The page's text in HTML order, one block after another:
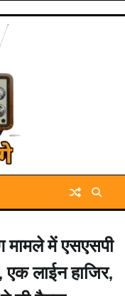
मामले में एसएसपी
एक लाईन हाजिर,